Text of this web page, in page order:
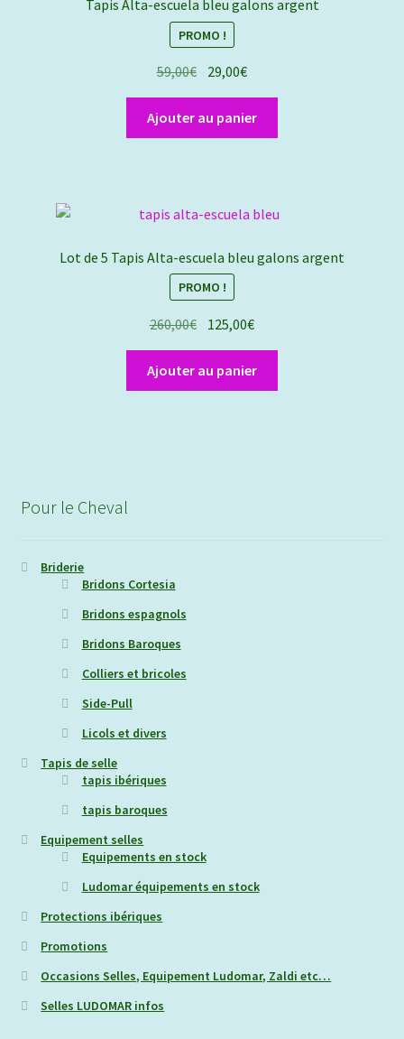
Tapis Alta-escuela bleu galons argent
PROMO !
59,00€ Le
prix
initial
était :
29,00€Le
prix
actuel
est :
Ajouter au panier
Lot de 5 Tapis Alta-escuela bleu galons argent
PROMO !
260,00€ Le
initial
était :
125,00€Le
actuel
est :
Ajouter au panier
Pour le Cheval
Briderie
Bridons Cortesia
Bridons espagnols
Bridons Baroques
Colliers et bricoles
Side-Pull
Licols et divers
Tapis de selle
tapis ibériques
tapis baroques
Equipement selles
Equipements en stock
Ludomar équipements en stock
Protections ibériques
Promotions
Occasions Selles, Equipement Ludomar, Zaldi etc…
Selles LUDOMAR infos